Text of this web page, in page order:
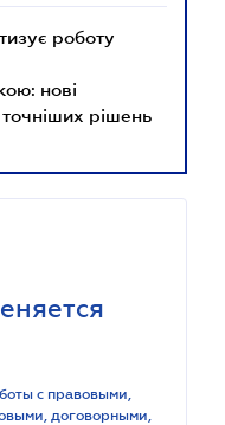
роботу
нові
рішень
с правовыми,
договорными,